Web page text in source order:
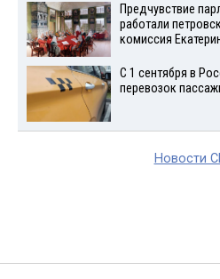
Предчувствие
работали
комиссия
С 1 сентября в
перевозок
Новости